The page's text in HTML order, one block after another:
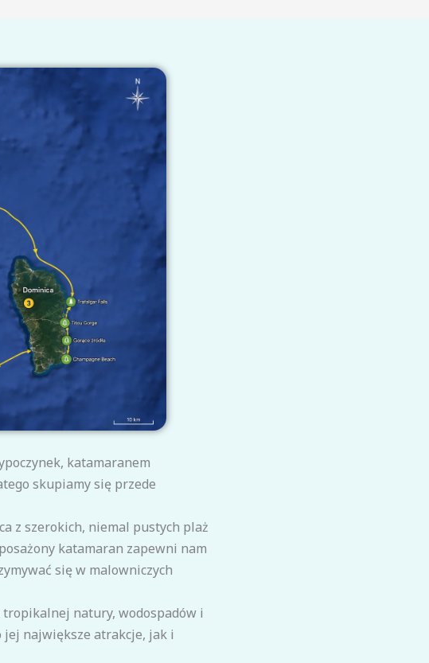
katamaranem
skupiamy się przede
z szerokich, niemal pustych plaż
katamaran zapewni nam
się w malowniczych
natury, wodospadów i
jej największe atrakcje, jak i